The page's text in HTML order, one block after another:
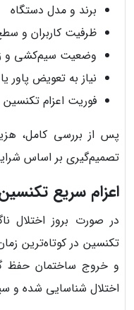
برند و مدل دستگاه
ظرفیت کاربران و
وضعیت سیم‌کشی و
نیاز به تعویض پاور
فوریت اعزام تکنسین
پس از بررسی کامل،
تصمیم‌گیری بر اساس
اعزام سریع
در صورت بروز اختلال
تکنسین در کوتاه‌ترین
و خروج ساختمان حفظ
اختلال شناسایی شده و